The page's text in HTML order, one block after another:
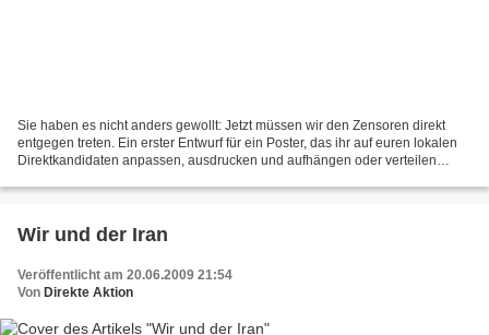
Sie haben es nicht anders gewollt: Jetzt müssen wir den Zensoren direkt
entgegen treten. Ein erster Entwurf für ein Poster, das ihr auf euren lokalen
Direktkandidaten anpassen, ausdrucken und aufhängen oder verteilen
Wir und der Iran
Veröffentlicht am 20.06.2009 21:54
Von Direkte Aktion